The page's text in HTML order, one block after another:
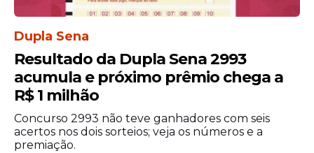
Dupla Sena
Resultado da Dupla Sena 2993
acumula e próximo prêmio chega a
R$ 1 milhão
Concurso 2993 não teve ganhadores com seis
acertos nos dois sorteios; veja os números e a
premiação.